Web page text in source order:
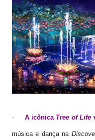
· A icônica Tree of Life
música e dança na